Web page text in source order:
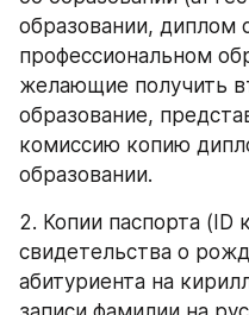
образовании, диплом
профессиональном
желающие получить
образование,
комиссию копию
образовании.
2. Копии паспорта (ID
свидетельства о
абитуриента на